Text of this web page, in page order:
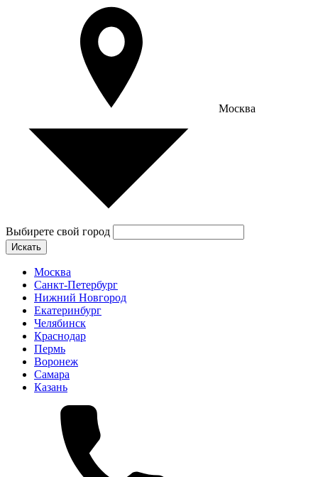
Москва
Выбирете свой город
Искать
Москва
Санкт-Петербург
Нижний Новгород
Екатеринбург
Челябинск
Краснодар
Пермь
Воронеж
Самара
Казань